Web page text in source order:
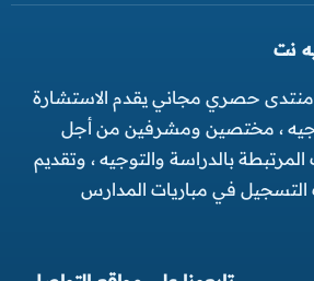
نت
حصري مجاني يقدم الاستشارة
، مختصين ومشرفين من أجل
المرتبطة بالدراسة والتوجيه ، وتقديم
في مباريات المدارس